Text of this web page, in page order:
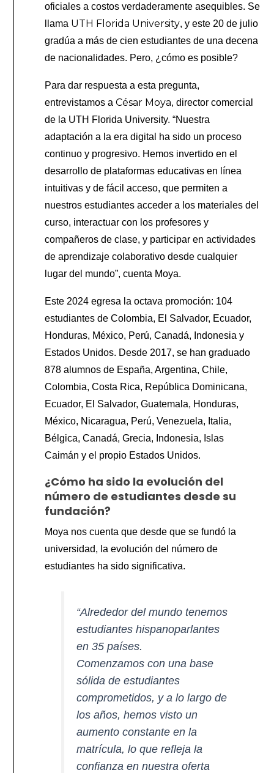
oficiales a costos verdaderamente asequibles. Se
llama UTH Florida University, y este 20 de julio
gradúa a más de cien estudiantes de una decena
de nacionalidades. Pero, ¿cómo es posible?
Para dar respuesta a esta pregunta,
entrevistamos aCésar Moya, director comercial
de la UTH Florida University. “Nuestra
adaptación a la era digital ha sido un proceso
continuo y progresivo. Hemos invertido en el
desarrollo de plataformas educativas en línea
intuitivas y de fácil acceso, que permiten a
nuestros estudiantes acceder a los materiales del
curso, interactuar con los profesores y
compañeros de clase, y participar en actividades
de aprendizaje colaborativo desde cualquier
lugar del mundo”, cuenta Moya.
Este 2024 egresa la octava promoción: 104
estudiantes de Colombia, El Salvador, Ecuador,
Honduras, México, Perú, Canadá, Indonesia y
Estados Unidos. Desde 2017, se han graduado
878 alumnos de España, Argentina, Chile,
Colombia, Costa Rica, República Dominicana,
Ecuador, El Salvador, Guatemala, Honduras,
México, Nicaragua, Perú, Venezuela, Italia,
Bélgica, Canadá, Grecia, Indonesia, Islas
Caimán y el propio Estados Unidos.
¿Cómo ha sido la evolución del
número de estudiantes desde su
fundación?
Moya nos cuenta que desde que se fundó la
universidad, la evolución del número de
estudiantes ha sido significativa.
“Alrededor del mundo tenemos
estudiantes hispanoparlantes
en 35 países.
Comenzamos con una base
sólida de estudiantes
comprometidos, y a lo largo de
los años, hemos visto un
aumento constante en la
matrícula, lo que refleja la
confianza en nuestra oferta